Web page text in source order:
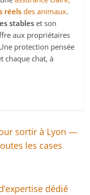
réelsdes animaux.
stables et son
aux propriétaires
protection pensée
chaque chat, à
sortir à Lyon —
les cases
dédié